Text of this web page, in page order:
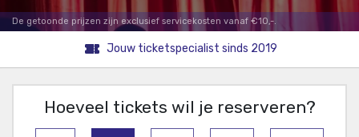
De getoonde prijzen zijn exclusief servicekosten vanaf €10,-.
Jouw ticketspecialist sinds 2019
Hoeveel tickets wil je reserveren?